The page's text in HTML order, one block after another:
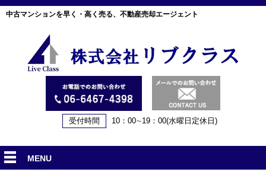
中古マンションを早く・高く売る、不動産売却エージェント
受付時間 10：00∼19：00(水曜日定休日)
MENU